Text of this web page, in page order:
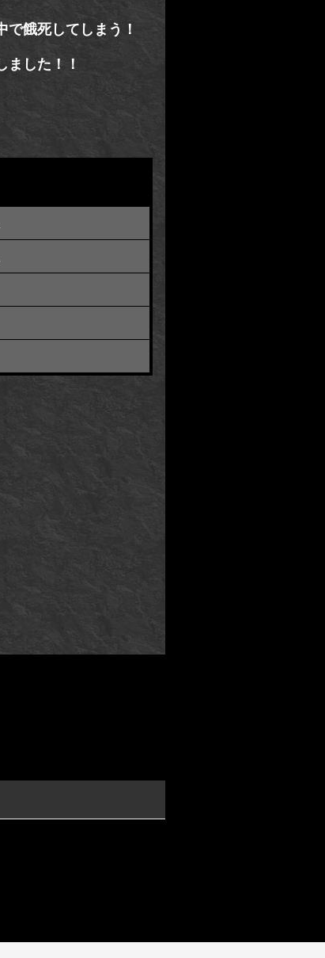
餓死してしまう！
ました！！